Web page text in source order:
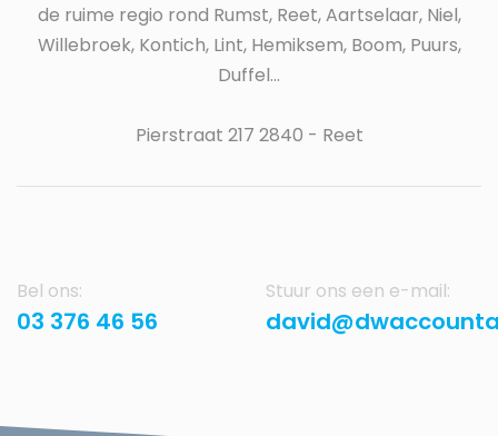
de ruime regio rond Rumst, Reet, Aartselaar, Niel,
Willebroek, Kontich, Lint, Hemiksem, Boom, Puurs,
Duffel...
Pierstraat 217 2840 - Reet
Bel ons:
03 376 46 56
Stuur ons een e-mail: